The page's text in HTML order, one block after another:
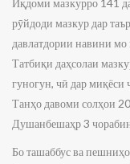
Иқдоми мазкурро 141
рӯйдоди мазкур дар
давлатдории навини мо
Татбиқи даҳсолаи
гуногун, чӣ дар миқёси
Танҳо давоми солҳои
Душанбешаҳр 3
Бо ташаббус ва